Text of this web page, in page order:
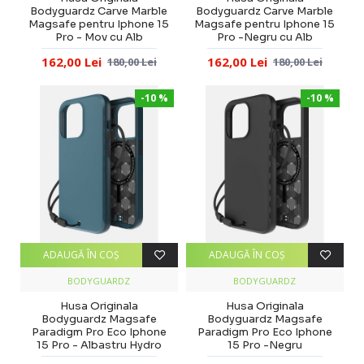
Bodyguardz Carve Marble
Magsafe pentru Iphone 15
Pro - Mov cu Alb
162,00 Lei 180,00 Lei
Bodyguardz Carve Marble
Magsafe pentru Iphone 15
Pro -Negru cu Alb
162,00 Lei 180,00 Lei
-10 %
BODYGUARDZ
Husa Originala
Bodyguardz Magsafe
Paradigm Pro Eco Iphone
15 Pro - Albastru Hydro
ADAUGĂ ÎN COŞ
-10 %
BODYGUARDZ
Husa Originala
Bodyguardz Magsafe
Paradigm Pro Eco Iphone
15 Pro -Negru
ADAUGĂ ÎN COŞ